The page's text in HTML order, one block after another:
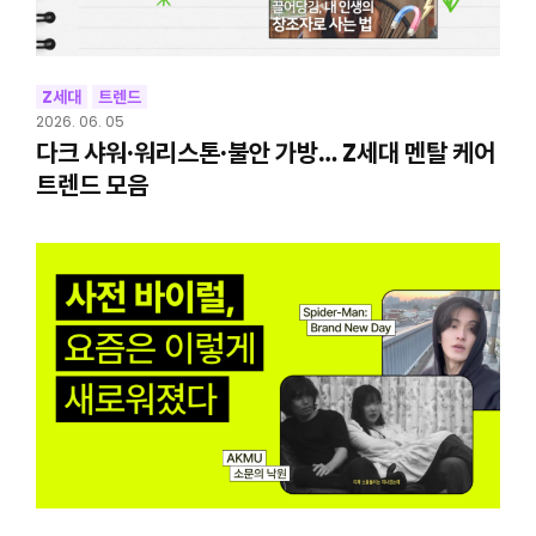
Z세대 트렌드
2026. 06. 05
다크 샤워·워리스톤·불안 가방… Z세대 멘탈 케어
트렌드 모음